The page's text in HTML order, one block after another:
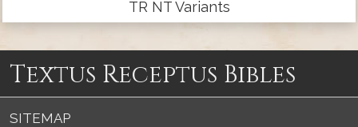
TR NT Variants
Textus Receptus Bibles
SITEMAP